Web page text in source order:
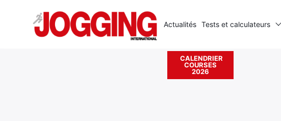
Actualités Tests et calculateurs
CALENDRIER
COURSES
2026
Rechercher